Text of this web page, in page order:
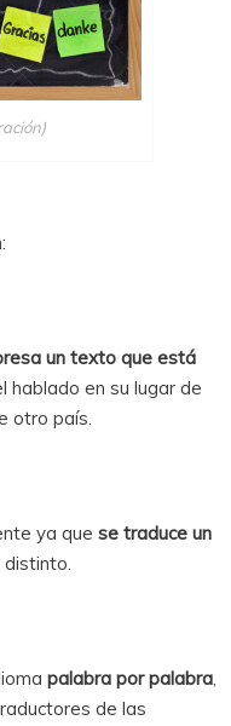
un texto que está
hablado en su lugar de
otro país.
ya que se traduce un
palabra por palabra,
de las